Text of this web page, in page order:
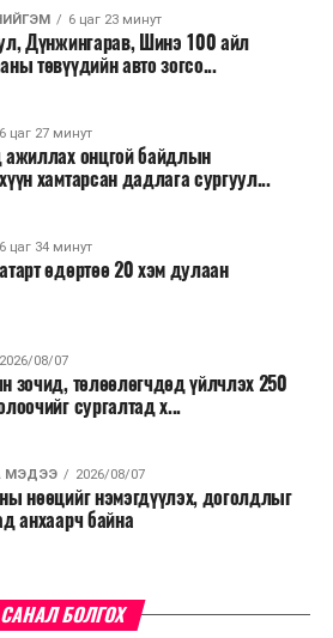
ажлыг эхлүүллээ. 14
нээлттэй сонгон шалгаруулалт
үнийн өсөлтийн эсрэг, дэлхий
туулахын төлөө бүх шатандаа
хэмээв.
6 цаг 23 минут
Дүнжингарав, Шинэ 100 айл
төвүүдийн авто зогсо...
6 цаг 27 минут
ажиллах онцгой байдлын
хамтарсан дадлага сургуул...
6 цаг 34 минут
өдөртөө 20 хэм дулаан
2026/08/07
зочид, төлөөлөгчдөд үйлчлэх 250
сургалтад х...
МЭДЭЭ 2026/08/07
нөөцийг нэмэгдүүлэх, доголдлыг
анхаарч байна
САНАЛ БОЛГОХ